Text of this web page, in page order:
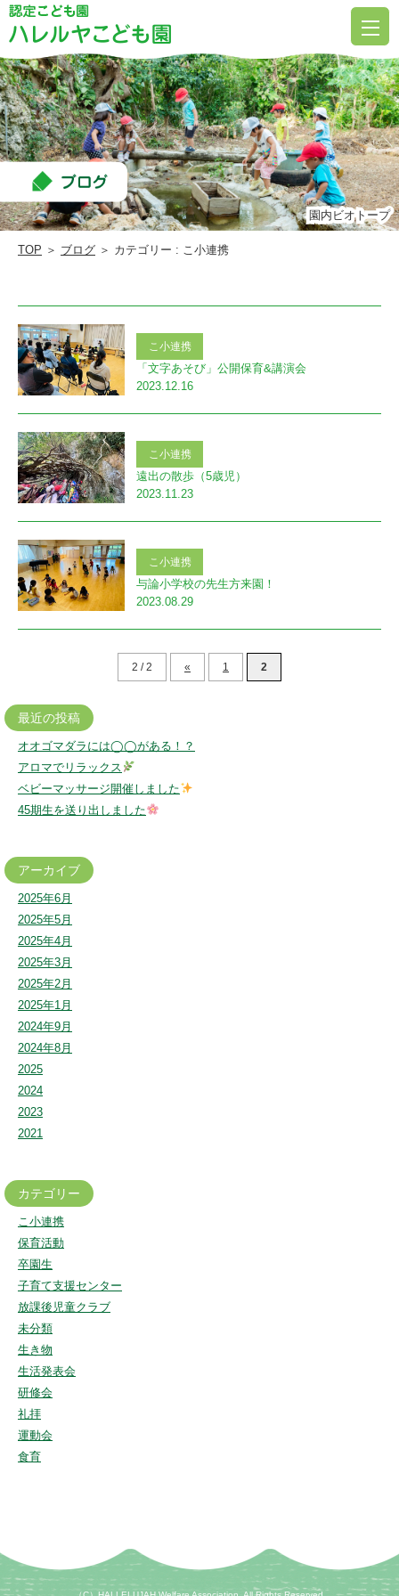
小
連
携 Page
2
|
ハ
レ
ル
こ
ど
も
園
園内ビオトープ
園内ビオトープ
TOP ＞ ブログ ＞ カテゴリー : こ小連携
こ小連携
「文字あそび」公開保育&講演会
2023.12.16
こ小連携
遠出の散歩（5歳児）
2023.11.23
こ小連携
与論小学校の先生方来園！
2023.08.29
2 / 2 « 1 2
最近の投稿
オオゴマダラには◯◯がある！？
アロマでリラックス
ベビーマッサージ開催しました
45期生を送り出しました
アーカイブ
2025年6月
2025年5月
2025年4月
2025年3月
2025年2月
2025年1月
2024年9月
2024年8月
2025
2024
2023
2021
カテゴリー
こ小連携
保育活動
卒園生
子育て支援センター
放課後児童クラブ
未分類
生き物
生活発表会
研修会
礼拝
運動会
食育